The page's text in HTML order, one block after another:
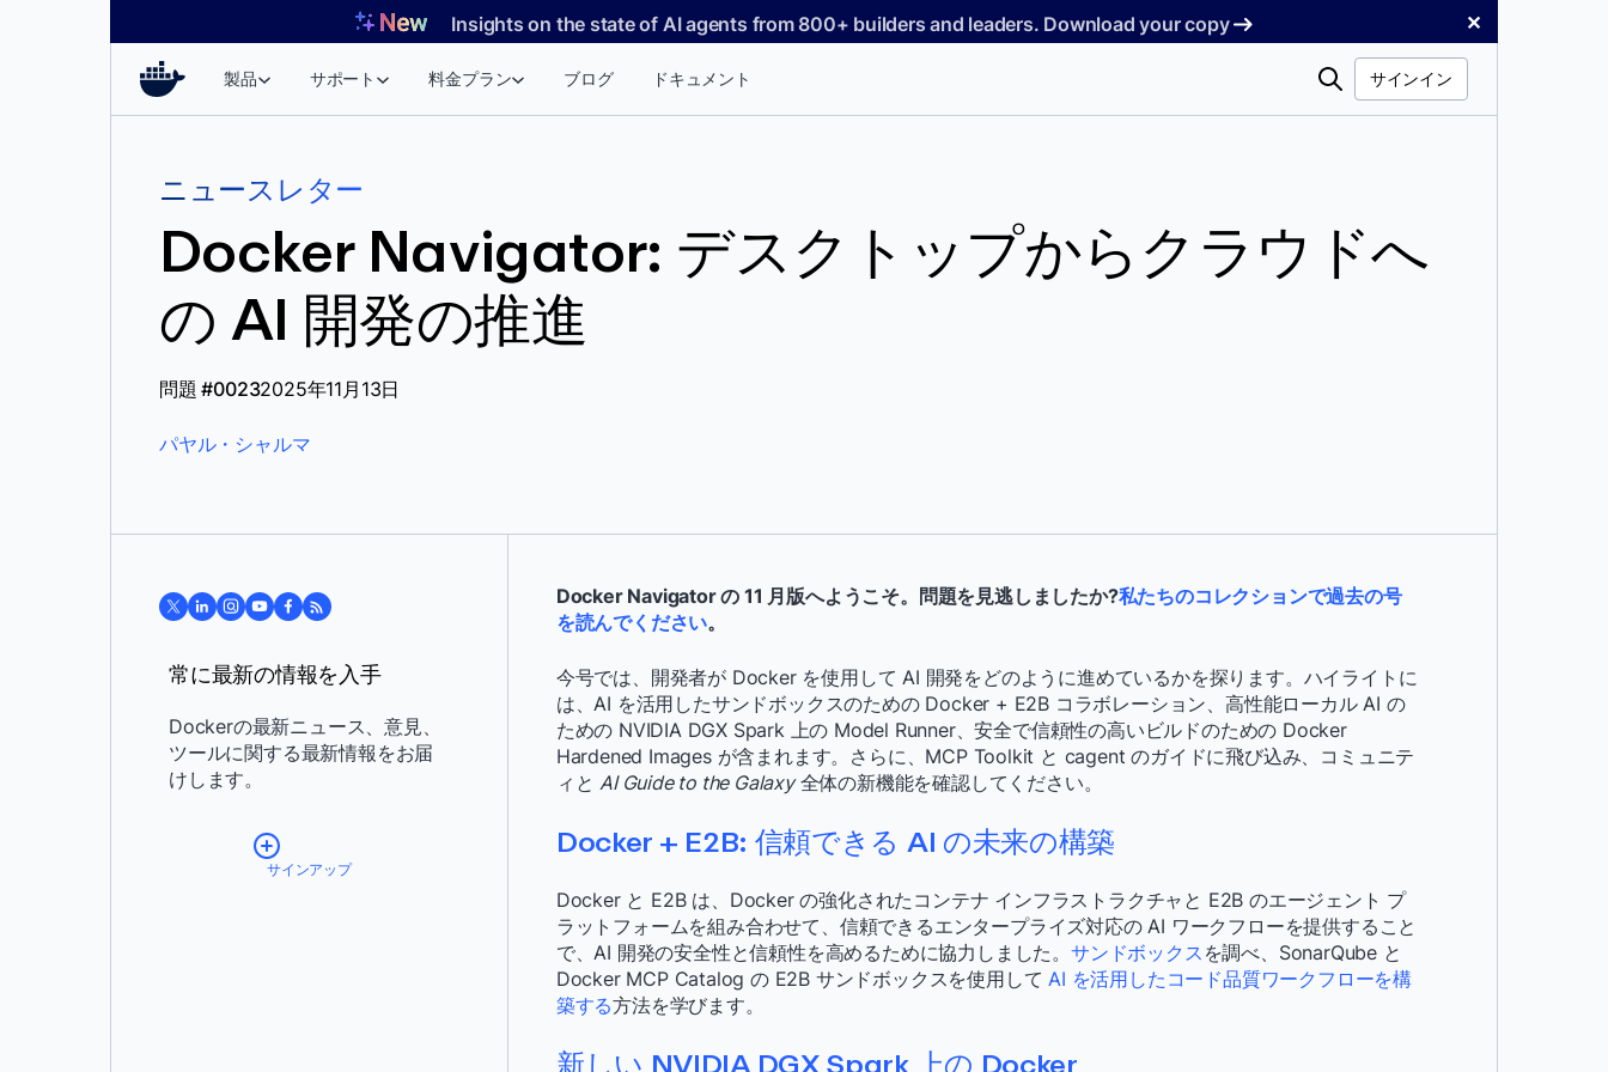
Insights on the state of AI agents from 800+ builders and leaders. Download your copy ✕
製品 サポート 料金プラン ブログ ドキュメント
検
サインイン
ニュースレター
Docker Navigator: デスクトップからクラウドへ
の AI 開発の推進
問題 #00232025年11月13日
パヤル・シャルマ
常に最新の情報を入手
Dockerの最新ニュース、意見、
ツールに関する最新情報をお届
けします。
サインアップ
Docker Navigator の 11 月版へようこそ。問題を見逃しましたか?私たちのコレクションで過去の号
を読んでください。
今号では、開発者が Docker を使用して AI 開発をどのように進めているかを探ります。ハイライトに
は、AI を活用したサンドボックスのための Docker + E2B コラボレーション、高性能ローカル AI の
ための NVIDIA DGX Spark 上の Model Runner、安全で信頼性の高いビルドのための Docker
Hardened Images が含まれます。さらに、MCP Toolkit と cagent のガイドに飛び込み、コミュニテ
ィとAI Guide to the Galaxy全体の新機能を確認してください。
Docker + E2B: 信頼できる AI の未来の構築
Docker と E2B は、Docker の強化されたコンテナ インフラストラクチャと E2B のエージェント プ
ラットフォームを組み合わせて、信頼できるエンタープライズ対応の AI ワークフローを提供すること
で、AI 開発の安全性と信頼性を高めるために協力しました。サンドボックス を調べ、SonarQube と
Docker MCP Catalog の E2B サンドボックスを使用してAI を活用したコード品質ワークフローを構
築する方法を学びます。
新しい NVIDIA DGX Spark 上の Docker